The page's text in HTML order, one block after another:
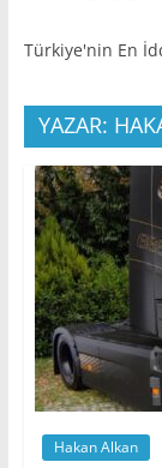
Türkiye'nin En
YAZAR:
Hakan Alkan